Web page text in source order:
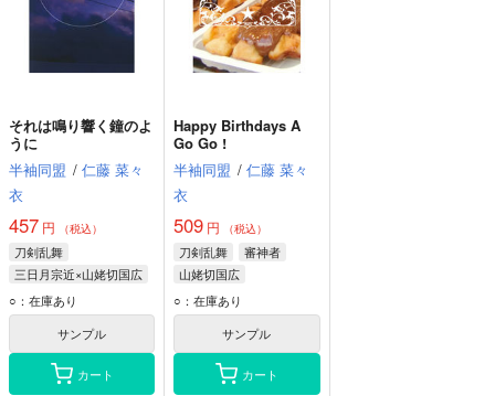
それは鳴り響く鐘のよ
うに
半袖同盟 / 仁藤 菜々
衣
457 円 （税込）
刀剣乱舞
三日月宗近×山姥切国広
山姥切国広
三日月宗近
○：在庫あり
サンプル
カート
Happy Birthdays A
Go Go !
半袖同盟 / 仁藤 菜々
衣
509 円 （税込）
刀剣乱舞
審神者
山姥切国広
三日月宗近
○：在庫あり
サンプル
カート